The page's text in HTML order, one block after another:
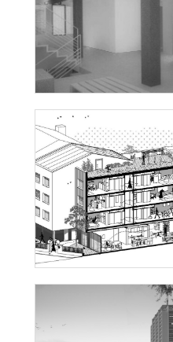
MAISON MESLAY
PENSION DE FAMILLE - 22
LOGEMENTS